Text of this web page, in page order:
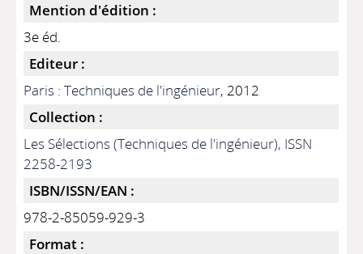
Mention d'édition :
3e éd.
Editeur :
Paris : Techniques de l'ingénieur, 2012
Collection :
Les Sélections (Techniques de l'ingénieur), ISSN
2258-2193
ISBN/ISSN/EAN :
978-2-85059-929-3
Format :